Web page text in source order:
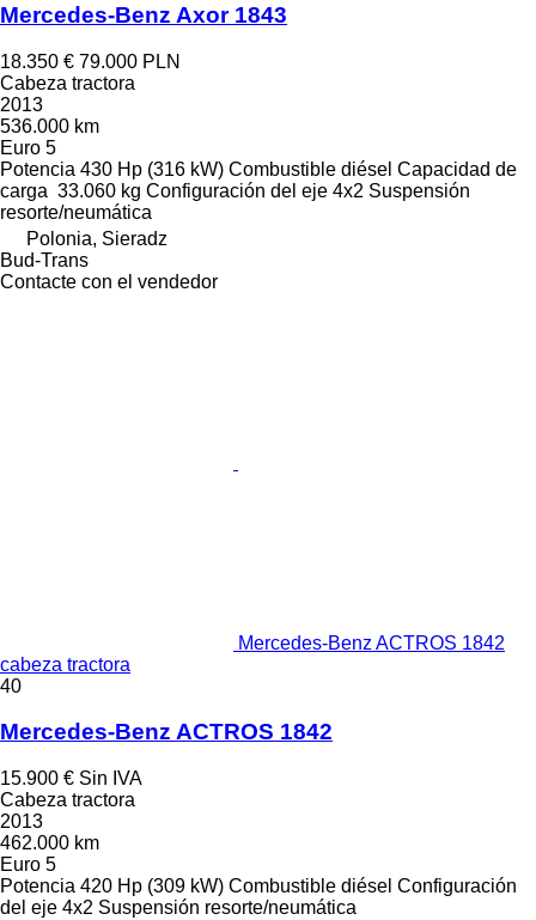
Mercedes-Benz Axor 1843
18.350 € 79.000 PLN
Cabeza tractora
2013
536.000 km
Euro 5
Potencia 430 Hp (316 kW) Combustible diésel Capacidad de
carga 33.060 kg Configuración del eje 4x2 Suspensión
resorte/neumática
Polonia, Sieradz
Bud-Trans
Contacte con el vendedor
Mercedes-Benz ACTROS 1842
cabeza tractora
40
Mercedes-Benz ACTROS 1842
15.900 € Sin IVA
Cabeza tractora
2013
462.000 km
Euro 5
Potencia 420 Hp (309 kW) Combustible diésel Configuración
del eje 4x2 Suspensión resorte/neumática